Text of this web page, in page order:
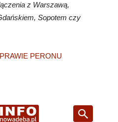
z Warszawą,
Sopotem czy
PERONU